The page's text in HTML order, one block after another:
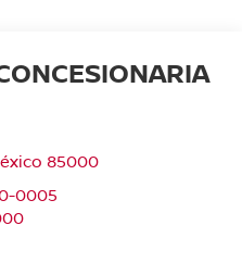
85000
0005